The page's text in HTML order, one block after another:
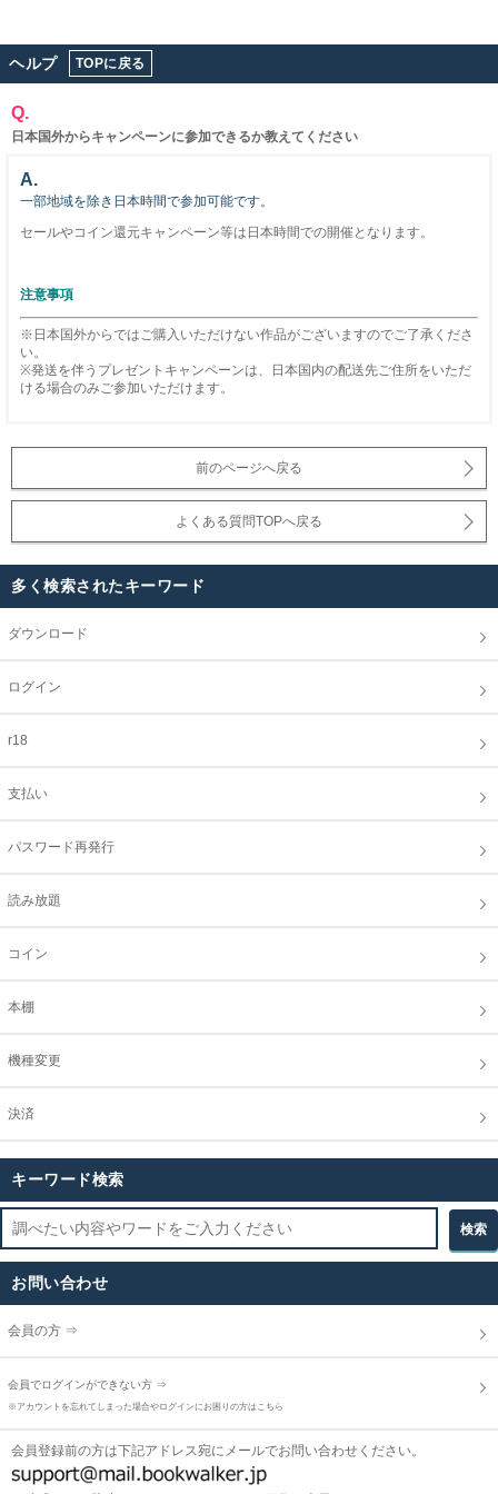
ヘルプ TOPに戻る
Q.
日本国外からキャンペーンに参加できるか教えてください
A.
一部地域を除き日本時間で参加可能です。
セールやコイン還元キャンペーン等は日本時間での開催となります。
注意事項
※日本国外からではご購入いただけない作品がございますのでご了承くださ
い。
※発送を伴うプレゼントキャンペーンは、日本国内の配送先ご住所をいただ
ける場合のみご参加いただけます。
前のページへ戻る
よくある質問TOPへ戻る
多く検索されたキーワード
ダウンロード
ログイン
r18
支払い
パスワード再発行
読み放題
コイン
本棚
機種変更
決済
キーワード検索
お問い合わせ
会員の方 ⇒
会員でログインができない方 ⇒
※アカウントを忘れてしまった場合やログインにお困りの方はこちら
会員登録前の方は下記アドレス宛にメールでお問い合わせください。